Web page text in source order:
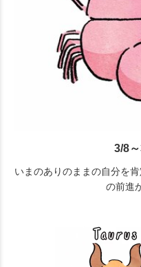
3/8
いまのありのままの自分を
の前進